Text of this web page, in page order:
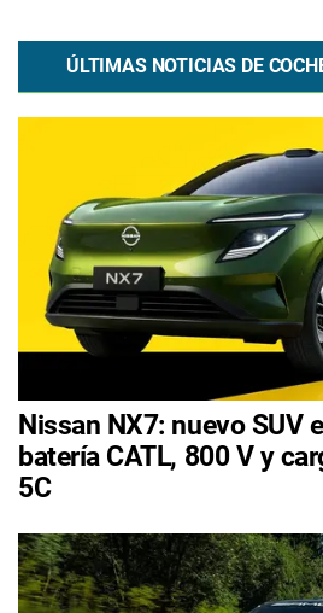
ÚLTIMAS NOTICIAS DE
Nissan NX7: nuevo SUV
batería CATL, 800 V y
5C